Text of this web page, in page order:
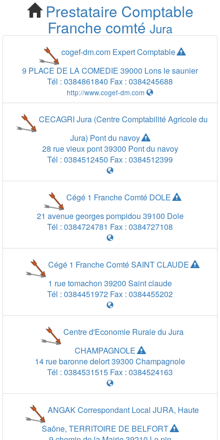
Cherchez votre
Prestataire Comptable
Jura 39
20 km
Prestataire Comptable
Franche comté Jura
cogef-dm.com Expert Comptable
9 PLACE DE LA COMEDIE 39000 Lons le saunier
Tél : 0384861840 Fax : 0384245688
http://www.cogef-dm.com
CECAGRI Jura (Centre Comptabilité Agricole du
Jura) Pont du navoy
28 rue vieux pont39300 Pont du navoy
Tél : 0384512450 Fax : 0384512399
Cégé 1 Franche Comté DOLE
21 avenue georges pompidou 39100 Dole
Tél : 0384724781 Fax : 0384727108
Cégé 1 Franche Comté SAINT CLAUDE
1 rue tomachon 39200 Saint claude
Tél : 0384451972 Fax : 0384455202
Centre d'Economie Rurale du Jura
CHAMPAGNOLE
14 rue baronne delort39300 Champagnole
Tél : 0384531515 Fax : 0384524163
ANGAK Correspondant Local JURA, Haute
Saône, TERRITOIRE DE BELFORT